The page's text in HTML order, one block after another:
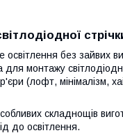
без зайвих
монтажу
(лофт,
складнощів
до освітлення.